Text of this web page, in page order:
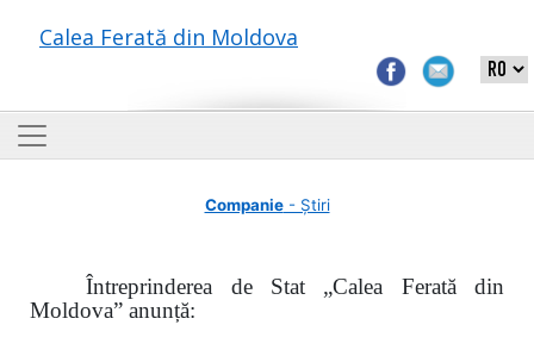
Calea Ferată din Moldova
Companie- Știri
Întreprinderea de Stat „Calea Ferată din
Moldova” anunță: